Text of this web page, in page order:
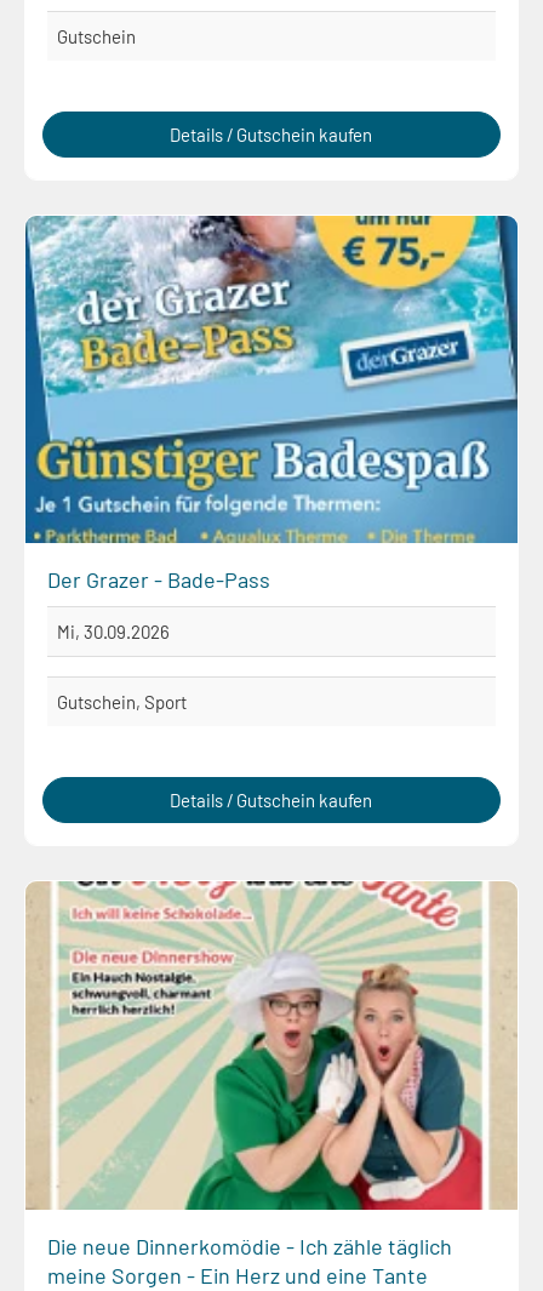
Gutschein
Details / Gutschein kaufen
Der Grazer - Bade-Pass
Mi, 30.09.2026
Gutschein, Sport
Details / Gutschein kaufen
Die neue Dinnerkomödie - Ich zähle täglich
meine Sorgen - Ein Herz und eine Tante